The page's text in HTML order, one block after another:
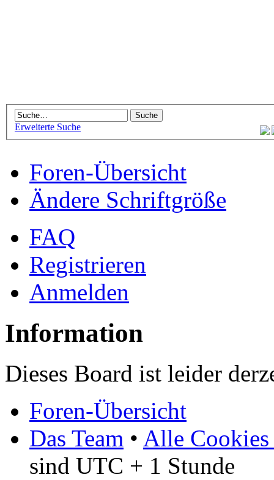
Erweiterte Suche
Foren-Übersicht
Ändere Schriftgröße
FAQ
Registrieren
Anmelden
Information
Dieses Board ist leider
Foren-Übersicht
Das Team • Alle Cookies
sind UTC + 1 Stunde